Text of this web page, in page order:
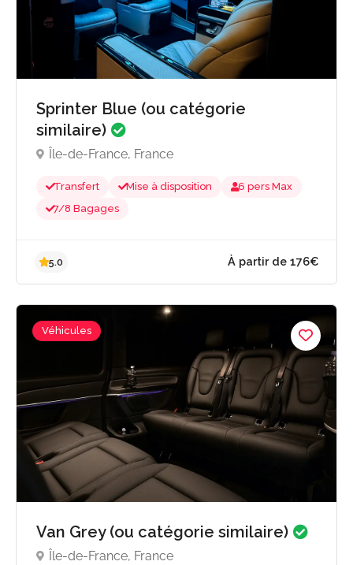
À partir de
Sprinter Blue (ou catégorie
similaire)
Île-de-France, France
Transfert Mise à disposition
6 pers Max
7/8 Bagages
5.0
Véhicules
Van Grey (ou catégorie similaire)
Île-de-France, France